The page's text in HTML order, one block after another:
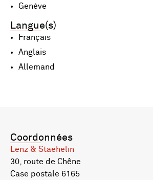
Genève
Langue(s)
Français
Anglais
Allemand
Coordonnées
Lenz & Staehelin
30, route de Chêne
Case postale 6165